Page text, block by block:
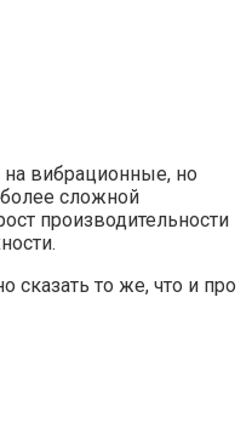
вибрационные, но
сложной
производительности
сказать то же, что и про